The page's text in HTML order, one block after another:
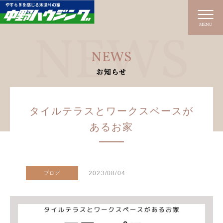
MENU
NEWS
お知らせ
タイルテラスとワークスペースが
あるお家
ブログ 2023/08/04